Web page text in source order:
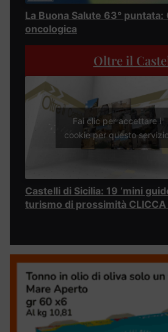
La Buona Salute 63° puntata:
oncologica
Oltre il
Fai clic per accettare i
cookie per questo
Castelli di Sicilia: 19 ‘mini
turismo di prossimità CLICCA